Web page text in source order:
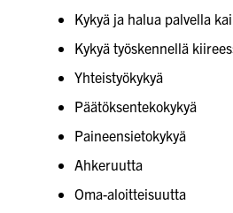
Kykyä ja halua palvella
Kykyä työskennellä
Yhteistyökykyä
Päätöksentekokykyä
Paineensietokykyä
Ahkeruutta
Oma-aloitteisuutta